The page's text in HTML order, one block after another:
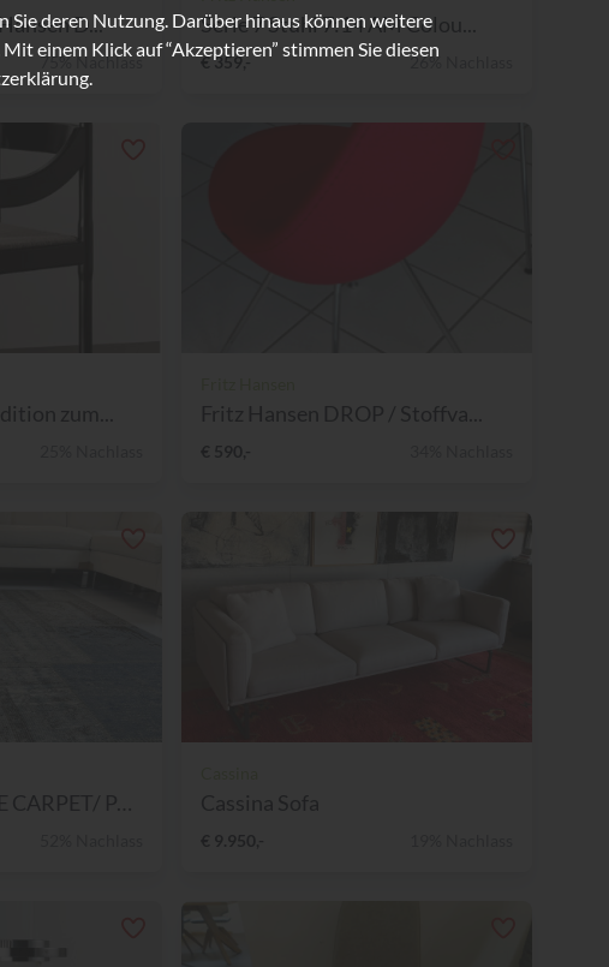
D...
75% Nachlass
Serie 7 Stuhl 7:14 AM Colou...
€ 359,- 26% Nachlass
deren Nutzung. Darüber hinaus können weitere
einem Klick auf “Akzeptieren” stimmen Sie diesen